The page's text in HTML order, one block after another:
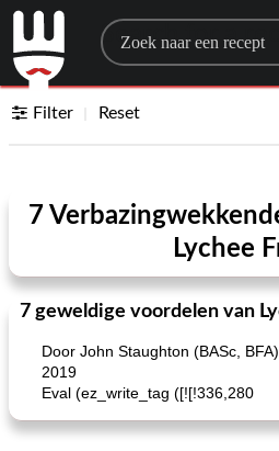
Search for a
Filter Reset
7
Lychee
7 geweldige voordelen van
Door John Staughton (BASc,
2019
Eval (ez_write_tag ([![!336,280